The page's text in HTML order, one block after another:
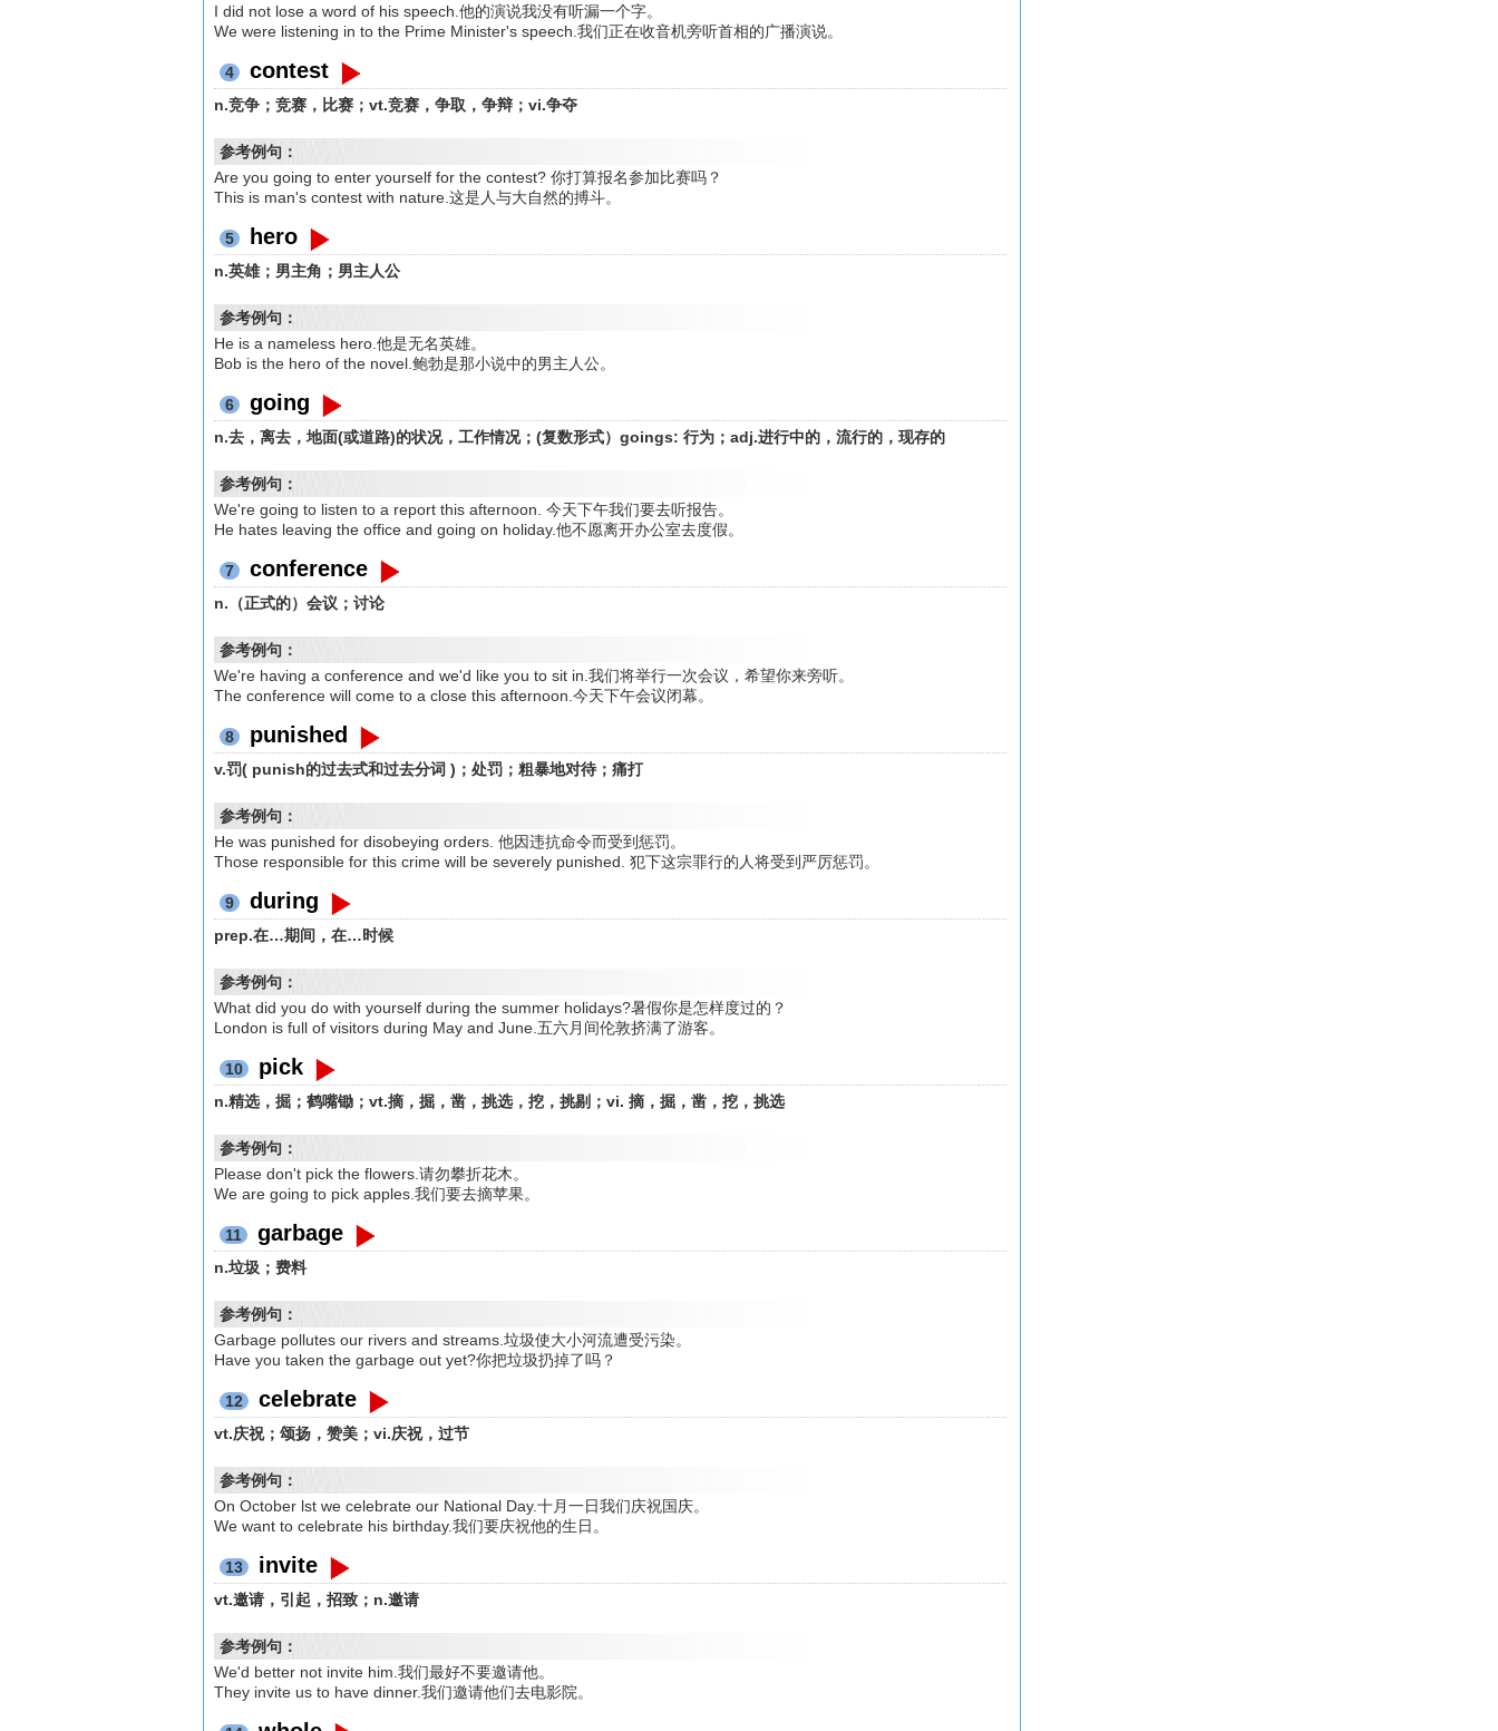
I did not lose a word of his speech.他的演说我没有听漏一个字。
We were listening in to the Prime Minister's speech.我们正在收音机旁听首相的广播演说。
4 contest
n.竞争；竞赛，比赛；vt.竞赛，争取，争辩；vi.争夺
参考例句：
Are you going to enter yourself for the contest? 你打算报名参加比赛吗？
This is man's contest with nature.这是人与大自然的搏斗。
5 hero
n.英雄；男主角；男主人公
参考例句：
He is a nameless hero.他是无名英雄。
Bob is the hero of the novel.鲍勃是那小说中的男主人公。
6 going
n.去，离去，地面(或道路)的状况，工作情况；(复数形式）goings: 行为；adj.进行中的，流行的，现存的
参考例句：
We're going to listen to a report this afternoon. 今天下午我们要去听报告。
He hates leaving the office and going on holiday.他不愿离开办公室去度假。
7 conference
n.（正式的）会议；讨论
参考例句：
We're having a conference and we'd like you to sit in.我们将举行一次会议，希望你来旁听。
The conference will come to a close this afternoon.今天下午会议闭幕。
8 punished
v.罚( punish的过去式和过去分词 )；处罚；粗暴地对待；痛打
参考例句：
He was punished for disobeying orders. 他因违抗命令而受到惩罚。
Those responsible for this crime will be severely punished. 犯下这宗罪行的人将受到严厉惩罚。
9 during
prep.在…期间，在…时候
参考例句：
What did you do with yourself during the summer holidays?暑假你是怎样度过的？
London is full of visitors during May and June.五六月间伦敦挤满了游客。
10 pick
n.精选，掘；鹤嘴锄；vt.摘，掘，凿，挑选，挖，挑剔；vi. 摘，掘，凿，挖，挑选
参考例句：
Please don't pick the flowers.请勿攀折花木。
We are going to pick apples.我们要去摘苹果。
11 garbage
n.垃圾；费料
参考例句：
Garbage pollutes our rivers and streams.垃圾使大小河流遭受污染。
Have you taken the garbage out yet?你把垃圾扔掉了吗？
12 celebrate
vt.庆祝；颂扬，赞美；vi.庆祝，过节
参考例句：
On October lst we celebrate our National Day.十月一日我们庆祝国庆。
We want to celebrate his birthday.我们要庆祝他的生日。
13 invite
vt.邀请，引起，招致；n.邀请
参考例句：
We'd better not invite him.我们最好不要邀请他。
They invite us to have dinner.我们邀请他们去电影院。